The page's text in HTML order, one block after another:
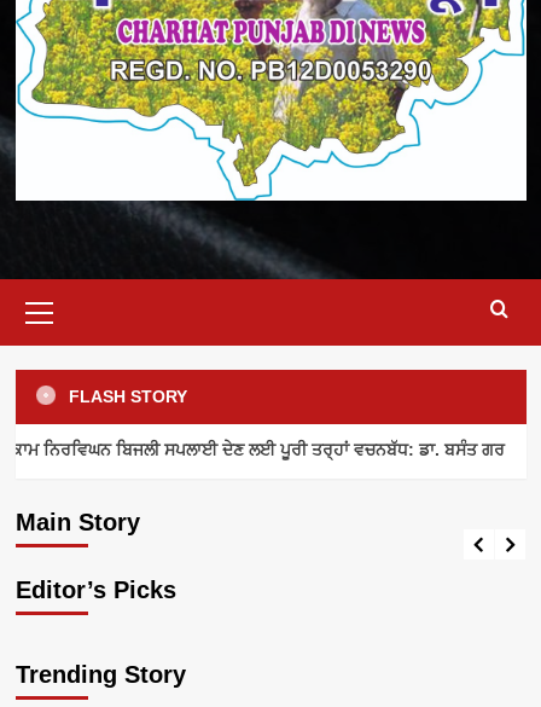
Menu
FLASH STORY
ਨਿਰਵਿਘਨ ਬਿਜਲੀ ਸਪਲਾਈ ਦੇਣ ਲਈ ਪੂਰੀ ਤਰ੍ਹਾਂ ਵਚਨਬੱਧ: ਡਾ. ਬਸੰਤ ਗਰ
Main Story
ELECTRICITY SUPPLY INDUSTRY NEWS MEETING
admin August 8, 2026
Editor’s Picks
Trending Story